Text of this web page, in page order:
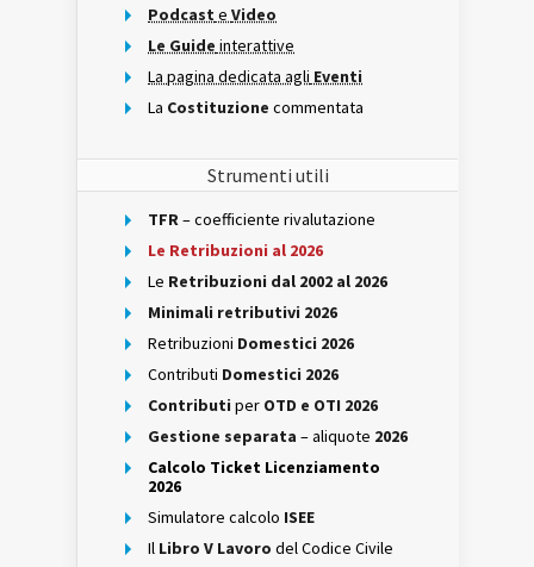
Podcast e Video
Le Guide interattive
La pagina dedicata agli Eventi
La Costituzione commentata
Strumenti utili
TFR– coefficiente rivalutazione
Le Retribuzioni al 2026
Le Retribuzioni dal 2002 al 2026
Minimali retributivi 2026
Retribuzioni Domestici 2026
Contributi Domestici 2026
Contributi per OTD e OTI 2026
Gestione separata – aliquote 2026
Calcolo Ticket Licenziamento
2026
Simulatore calcolo ISEE
Il Libro V Lavoro del Codice Civile